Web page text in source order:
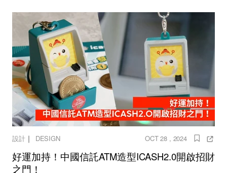
設計｜ DESIGN OCT 28 , 2024
好運加持！中國信託ATM造型ICASH2.0開啟招財
之門！